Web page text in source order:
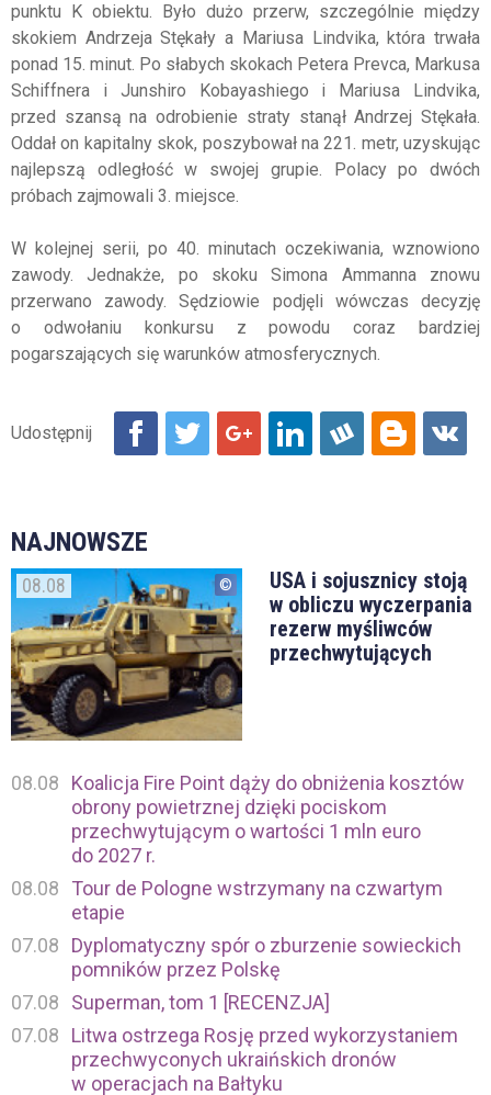
punktu K obiektu. Było dużo przerw, szczególnie między
skokiem Andrzeja Stękały a Mariusa Lindvika, która trwała
ponad 15. minut. Po słabych skokach Petera Prevca, Markusa
Schiffnera i Junshiro Kobayashiego i Mariusa Lindvika,
przed szansą na odrobienie straty stanął Andrzej Stękała.
Oddał on kapitalny skok, poszybował na 221. metr, uzyskując
najlepszą odległość w swojej grupie. Polacy po dwóch
próbach zajmowali 3. miejsce.
W kolejnej serii, po 40. minutach oczekiwania, wznowiono
zawody. Jednakże, po skoku Simona Ammanna znowu
przerwano zawody. Sędziowie podjęli wówczas decyzję
o odwołaniu konkursu z powodu coraz bardziej
pogarszających się warunków atmosferycznych.
NAJNOWSZE
08.08
USA i sojusznicy stoją
w obliczu wyczerpania
rezerw myśliwców
przechwytujących
08.08
Koalicja Fire Point dąży do obniżenia kosztów
obrony powietrznej dzięki pociskom
przechwytującym o wartości 1 mln euro
do 2027 r.
08.08
Tour de Pologne wstrzymany na czwartym
etapie
07.08
Dyplomatyczny spór o zburzenie sowieckich
pomników przez Polskę
07.08
Superman, tom 1 [RECENZJA]
07.08
Litwa ostrzega Rosję przed wykorzystaniem
przechwyconych ukraińskich dronów
w operacjach na Bałtyku